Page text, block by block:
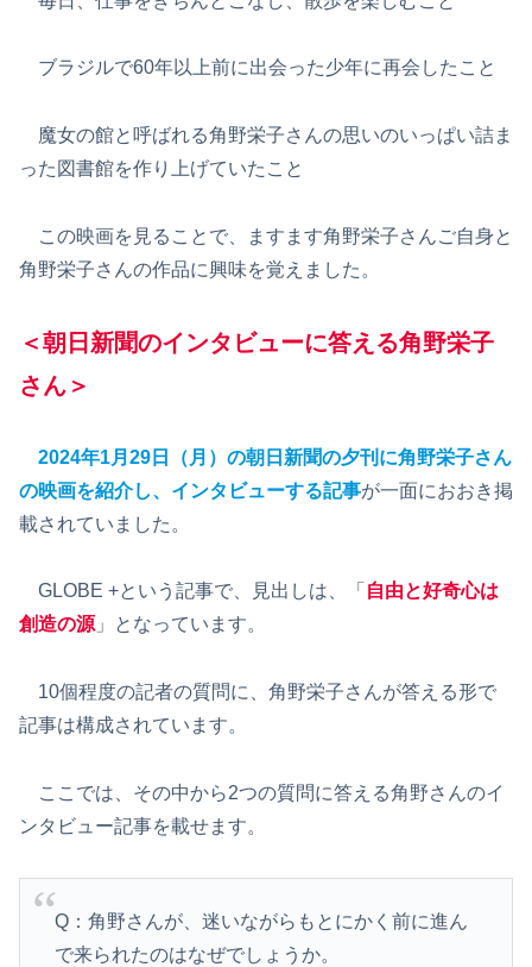
ブラジルで60年以上前に出会った少年に再会したこと
魔女の館と呼ばれる角野栄子さんの思いのいっぱい詰ま
った図書館を作り上げていたこと
この映画を見ることで、ますます角野栄子さんご自身と
角野栄子さんの作品に興味を覚えました。
＜朝日新聞のインタビューに答える角野栄子
さん＞
2024年1月29日（月）の朝日新聞の夕刊に角野栄子さん
の映画を紹介し、インタビューする記事が一面におおき掲
載されていました。
GLOBE +という記事で、見出しは、「 自由と好奇心は
創造の源 」となっています。
10個程度の記者の質問に、角野栄子さんが答える形で
記事は構成されています。
ここでは、その中から2つの質問に答える角野さんのイ
ンタビュー記事を載せます。
Q：角野さんが、迷いながらもとにかく前に進ん
で来られたのはなぜでしょうか。